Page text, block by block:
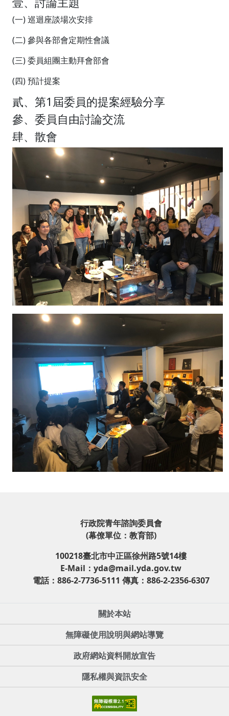
(一) 巡迴座談場次安排
(二) 參與各部會定期性會議
(三) 委員組團主動拜會部會
(四) 預計提案
貳、第1屆委員的提案經驗分享
參、委員自由討論交流
肆、散會
行政院青年諮詢委員會
(幕僚單位：教育部)
100218臺北市中正區徐州路5號14樓
E-Mail：yda@mail.yda.gov.tw
電話：886-2-7736-5111 傳真：886-2-2356-6307
關於本站
無障礙使用說明與網站導覽
政府網站資料開放宣告
隱私權與資訊安全